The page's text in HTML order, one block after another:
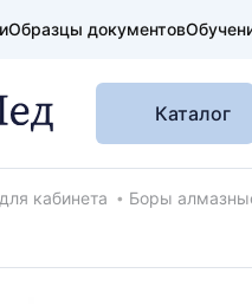
Образцы документов
Каталог
кабинета Боры